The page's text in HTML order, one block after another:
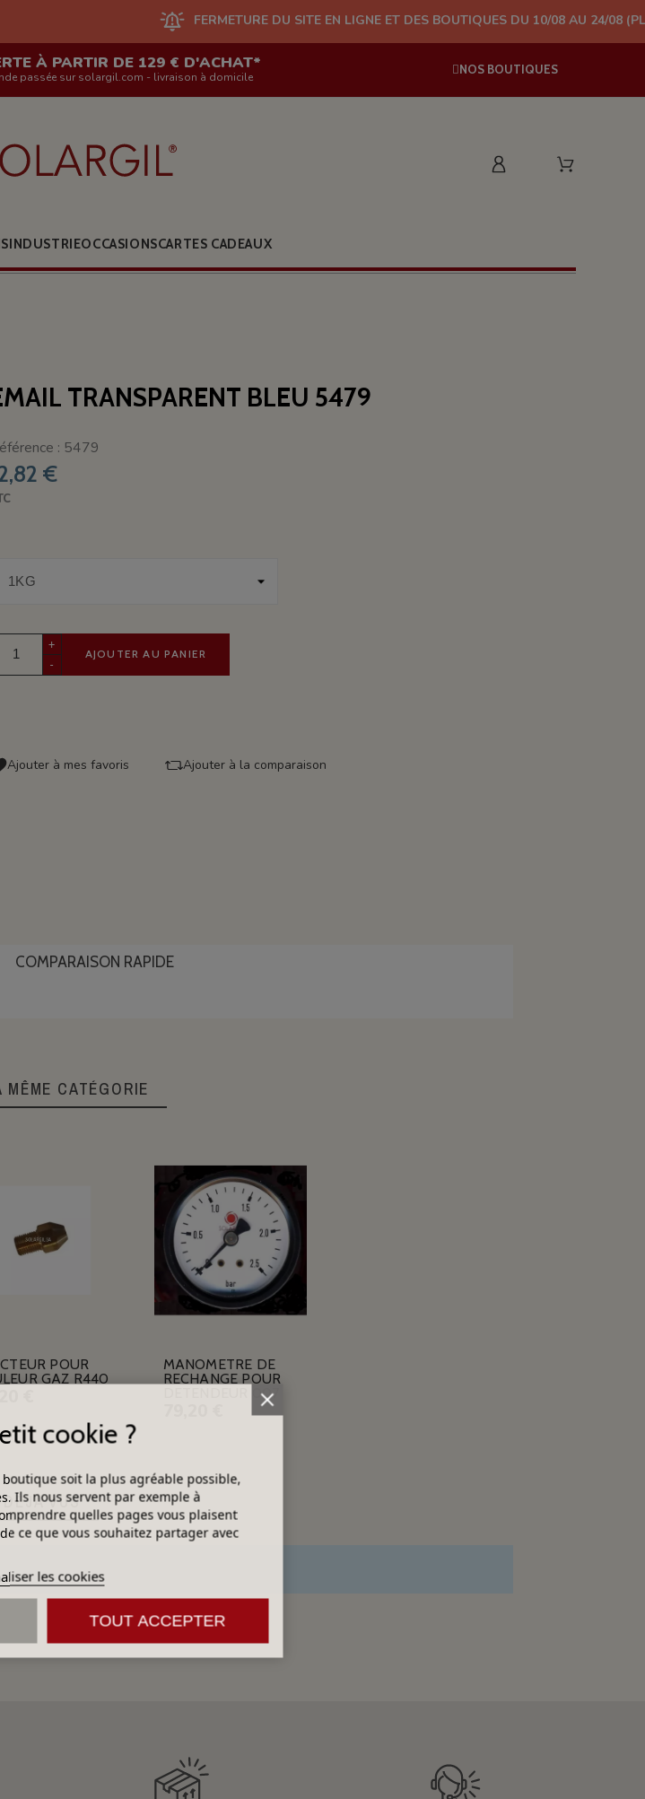
FERMETURE DU SITE EN LIGNE ET DES BOUTIQUES DU 10/08 AU 24/08 (PLUS
À PARTIR DE 129 € D'ACHAT*
passée sur solargil.com - livraison à domicile
NOS BOUTIQUES
INDUSTRIEOCCASIONSCARTES CADEAUX
TRANSPARENT BLEU 5479
: 5479
€
+
-
AJOUTER AU PANIER
Ajouter à mes favoris Ajouter à la comparaison
COMPARAISON RAPIDE
MÊME CATÉGORIE
POUR
GAZ R440
MANOMETRE DE
RECHANGE POUR
DETENDEUR 007
DÉJÀ VUS
cookie ?
soit la plus agréable possible,
Ils nous servent par exemple à
quelles pages vous plaisent
ce que vous souhaitez partager avec
les cookies
TOUT ACCEPTER